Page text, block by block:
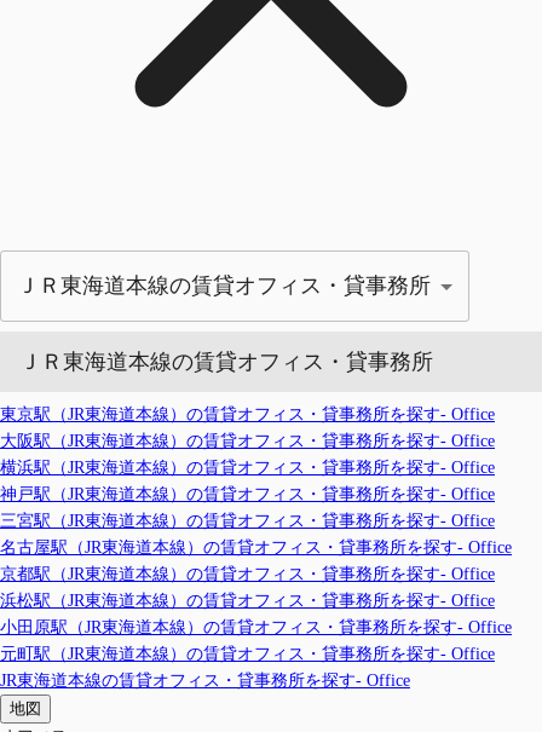
ＪＲ東海道本線の賃貸オフィス・貸事務所
ＪＲ東海道本線の賃貸オフィス・貸事務所
東京駅（JR東海道本線）の賃貸オフィス・貸事務所を探す- Office
大阪駅（JR東海道本線）の賃貸オフィス・貸事務所を探す- Office
横浜駅（JR東海道本線）の賃貸オフィス・貸事務所を探す- Office
神戸駅（JR東海道本線）の賃貸オフィス・貸事務所を探す- Office
三宮駅（JR東海道本線）の賃貸オフィス・貸事務所を探す- Office
名古屋駅（JR東海道本線）の賃貸オフィス・貸事務所を探す- Office
京都駅（JR東海道本線）の賃貸オフィス・貸事務所を探す- Office
浜松駅（JR東海道本線）の賃貸オフィス・貸事務所を探す- Office
小田原駅（JR東海道本線）の賃貸オフィス・貸事務所を探す- Office
元町駅（JR東海道本線）の賃貸オフィス・貸事務所を探す- Office
JR東海道本線の賃貸オフィス・貸事務所を探す- Office
地図